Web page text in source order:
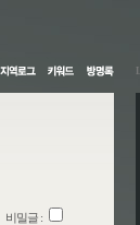
비밀글 :